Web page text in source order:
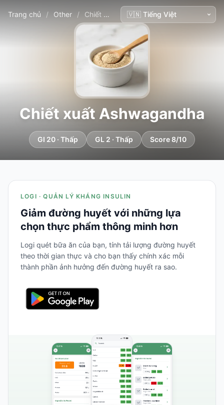
Trang chủ / Other / Chiết xuất Ashwagandha
Chiết xuất Ashwagandha
GI 20 · Thấp GL 2 · Thấp Score 8/10
LOGI · QUẢN LÝ KHÁNG INSULIN
Giảm đường huyết với những lựa
chọn thực phẩm thông minh hơn
Logi quét bữa ăn của bạn, tính tải lượng đường huyết
theo thời gian thực và cho bạn thấy chính xác mỗi
thành phần ảnh hưởng đến đường huyết ra sao.